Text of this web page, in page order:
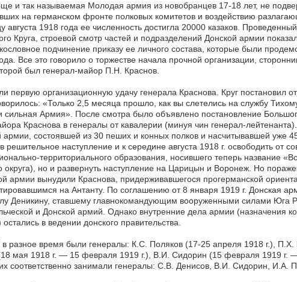
и так называемая Молодая армия из новобранцев 17-18 лет, не
на германском фронте полковых комитетов и воздействию
августа 1918 года ее численность достигла 20000 казаков.
Круга, строевой смотр частей и подразделений Донской армии
подчинение приказу ее личного состава, которые были
Все это говорило о торжестве начала прочной организации,
был генерал-майор П.Н. Краснов.
первую организационную удачу генерала Краснова. Круг постановил
«Только 2,5 месяца прошло, как вы слетелись на службу
сильная Армия». После смотра было объявлено постановление
Краснова в генералы от кавалерии (минуя чин генерал-лейтенанта).
состоявшей из 30 пеших и конных полков и насчитывавшей уже
решительное наступление и к середине августа 1918 г. освободить от
территориального образования, носившего теперь название
округа), но и развернуть наступление на Царицын и Воронеж. Но
армии вынудили Краснова, придерживавшегося прогерманской
на Антанту. По соглашению от 8 января 1919 г. Донская
Деникину, ставшему главнокомандующим вооруженными силами Юга
и Донской армий. Однако внутренние дела армии (назначения
в ведении донского правительства.
разное время были генералы: К.С. Поляков (17-25 апреля 1918 г.), П.Х.
мая 1918 г. — 15 февраля 1919 г.), В.И. Сидорин (15 февраля 1919 г.
соответственно занимали генералы: С.В. Денисов, В.И. Сидорин, И.А.